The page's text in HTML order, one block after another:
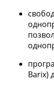
Barix)